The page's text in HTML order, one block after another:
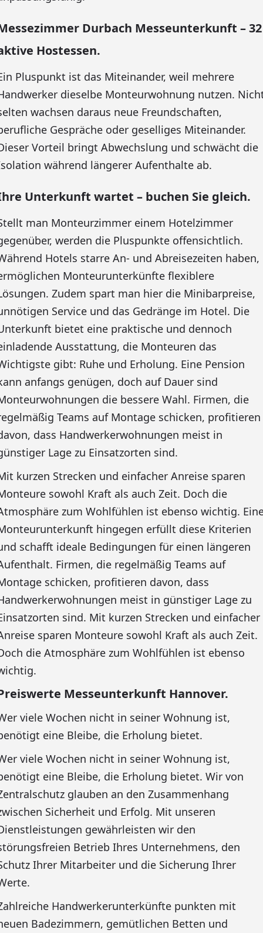
Durbach Messeunterkunft – 32
Hostessen.
Pluspunkt ist das Miteinander, weil mehrere
dieselbe Monteurwohnung nutzen.
wachsen daraus neue Freundschaften,
Gespräche oder geselliges Miteinander.
Vorteil bringt Abwechslung und schwächt die
während längerer Aufenthalte ab.
Unterkunft wartet – buchen Sie gleich.
man Monteurzimmer einem Hotelzimmer
werden die Pluspunkte offensichtlich.
Hotels starre An- und Abreisezeiten haben,
Monteurunterkünfte flexiblere
Zudem spart man hier die Minibarpreise,
Service und das Gedränge im Hotel. Die
bietet eine praktische und dennoch
Ausstattung, die Monteuren das
gibt: Ruhe und Erholung. Eine Pension
anfangs genügen, doch auf Dauer sind
die bessere Wahl. Firmen, die
Teams auf Montage schicken, profitieren
dass Handwerkerwohnungen meist in
Lage zu Einsatzorten sind.
kurzen Strecken und einfacher Anreise sparen
sowohl Kraft als auch Zeit. Doch die
zum Wohlfühlen ist ebenso wichtig.
hingegen erfüllt diese Kriterien
schafft ideale Bedingungen für einen längeren
Firmen, die regelmäßig Teams auf
schicken, profitieren davon, dass
meist in günstiger Lage zu
sind. Mit kurzen Strecken und einfacher
sparen Monteure sowohl Kraft als auch Zeit.
die Atmosphäre zum Wohlfühlen ist ebenso
Messeunterkunft Hannover.
viele Wochen nicht in seiner Wohnung ist,
eine Bleibe, die Erholung bietet.
viele Wochen nicht in seiner Wohnung ist,
eine Bleibe, die Erholung bietet. Wir von
glauben an den Zusammenhang
Sicherheit und Erfolg. Mit unseren
gewährleisten wir den
Betrieb Ihres Unternehmens, den
Ihrer Mitarbeiter und die Sicherung Ihrer
Handwerkerunterkünfte punkten mit
Badezimmern, gemütlichen Betten und